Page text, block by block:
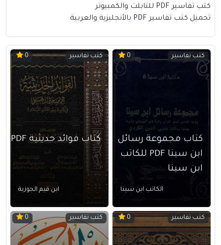
كتب تفاسير PDF للتابلت والكمبيوتر
تحميل كتب تفاسير PDF بالأنجليزية والعربية
كتب تفاسير 0
كتاب مجموعة رسائل
ابن سينا PDF للكاتب
ابن سينا
الكاتب ابن سينا
كتب تفاسير 0
كتاب فوائد حديثية PDF
ابن قيم الجوزية
كتب تفاسير 0 كتب تفاسير 0